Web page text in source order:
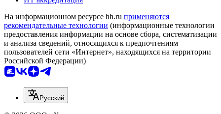
На информационном ресурсе hh.ru применяются
рекомендательные технологии (информационные технологии
предоставления информации на основе сбора, систематизации
и анализа сведений, относящихся к предпочтениям
пользователей сети «Интернет», находящихся на территории
Российской Федерации)
Русский